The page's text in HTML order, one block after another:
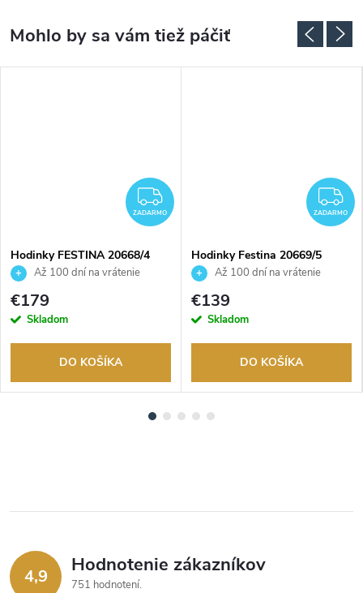
ZADARMO
ZADARMO
Hodinky FESTINA 20668/4
Až 100 dní na vrátenie
tovaru. Autorizovaný predajca.
€179
Skladom
DO KOŠÍKA
ZADARMO
Hodinky Festina 20669/5
Až 100 dní na vrátenie
tovaru. Autorizovaný predajca.
€139
Skladom
DO KOŠÍKA
4,9 Hodnotenie zákazníkov
751 hodnotení